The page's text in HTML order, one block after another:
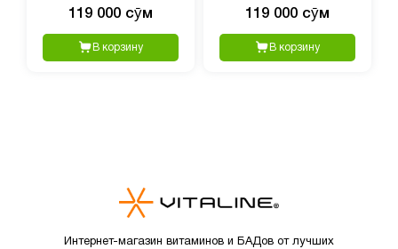
119 000 сӯм
В корзину
фрукты, 147 гр (5,2
унции)
119 000 сӯм
В корзину
Интернет-магазин витаминов и БАДов от лучших